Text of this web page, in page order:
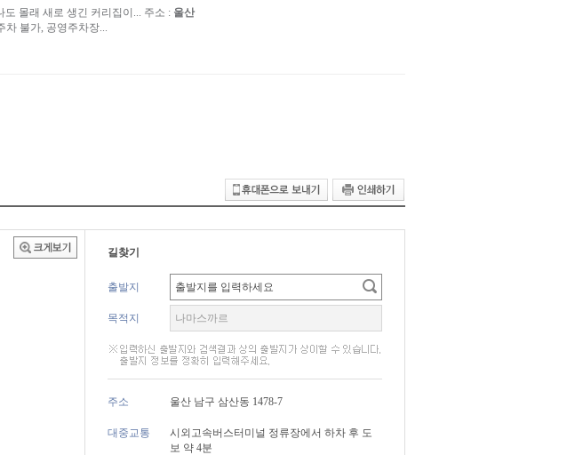
몰래 새로 생긴 커리집이... 주소 : 울산
차 불가, 공영주차장...
길찾기
출발지
목적지
주소 울산 남구 삼산동 1478-7
대중교통
시외고속버스터미널 정류장에서 하차 후 도
보 약 4분